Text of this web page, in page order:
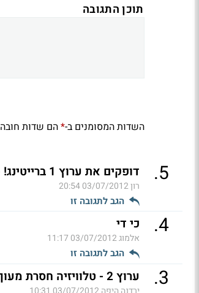
תוכן התגובה
השדות המסומנים ב-*הם שדות חובה
5
. דופקים את ערוץ 1 ברייטינג! (ל"ת)
רון03/07/2012 20:54
הגב לתגובה זו
4
. כי די
אלמוג03/07/2012 11:17
הגב לתגובה זו
3
. ערוץ 2 - טלוויזיה חסרת מעוף